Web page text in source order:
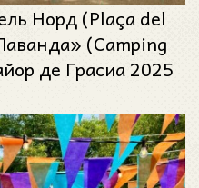
Норд (Plaça del
(Camping
де Грасиа 2025